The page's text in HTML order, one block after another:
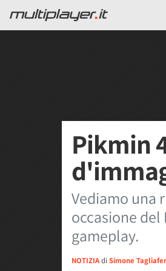
Pikmin
Vediamo una
occasione
gameplay.
NOTIZIAdi Simone